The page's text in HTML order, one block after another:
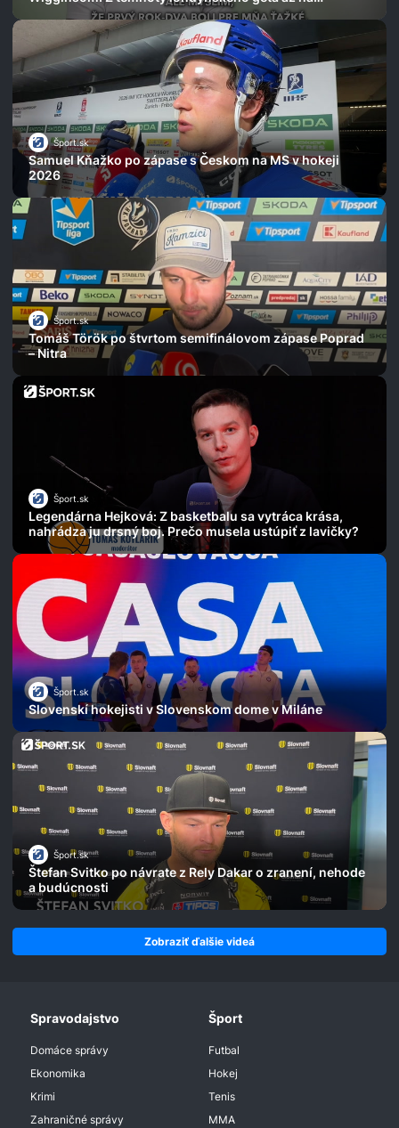
cyklistický Olymp a boj o holý život
Šport.sk
Samuel Kňažko po zápase s Českom na MS v hokeji
2026
Šport.sk
Tomáš Török po štvrtom semifinálovom zápase Poprad
– Nitra
Šport.sk
Legendárna Hejková: Z basketbalu sa vytráca krása,
nahrádza ju drsný boj. Prečo musela ustúpiť z lavičky?
Šport.sk
Slovenskí hokejisti v Slovenskom dome v Miláne
Šport.sk
Štefan Svitko po návrate z Rely Dakar o zranení, nehode
a budúcnosti
Zobraziť ďalšie videá
Spravodajstvo
Domáce správy
Ekonomika
Krimi
Zahraničné správy
Šport
Futbal
Hokej
Tenis
MMA